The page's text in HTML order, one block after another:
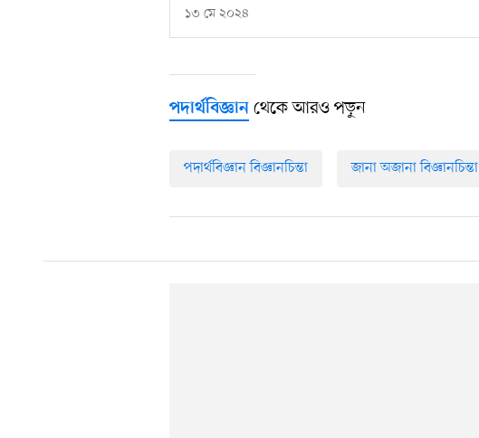
১৩ মে ২০২৪
পদার্থবিজ্ঞান থেকে আরও পড়ুন
পদার্থবিজ্ঞান বিজ্ঞানচিন্তা জানা অজানা বিজ্ঞানচিন্তা